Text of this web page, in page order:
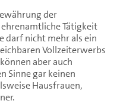
der
Tätigkeit
darf nicht mehr als ein
Vollzeiterwerbs
aber auch
Sinne gar keinen
Hausfrauen,